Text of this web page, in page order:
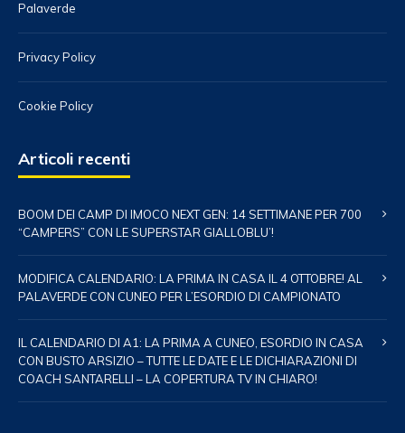
Palaverde
Privacy Policy
Cookie Policy
Articoli recenti
BOOM DEI CAMP DI IMOCO NEXT GEN: 14 SETTIMANE PER 700
“CAMPERS” CON LE SUPERSTAR GIALLOBLU’!
MODIFICA CALENDARIO: LA PRIMA IN CASA IL 4 OTTOBRE! AL
PALAVERDE CON CUNEO PER L’ESORDIO DI CAMPIONATO
IL CALENDARIO DI A1: LA PRIMA A CUNEO, ESORDIO IN CASA
CON BUSTO ARSIZIO – TUTTE LE DATE E LE DICHIARAZIONI DI
COACH SANTARELLI – LA COPERTURA TV IN CHIARO!